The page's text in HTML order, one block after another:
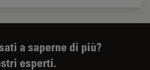
a saperne di più?
esperti.